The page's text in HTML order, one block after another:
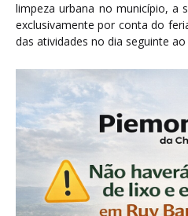
limpeza urbana no município, a
exclusivamente por conta do
das atividades no dia seguinte